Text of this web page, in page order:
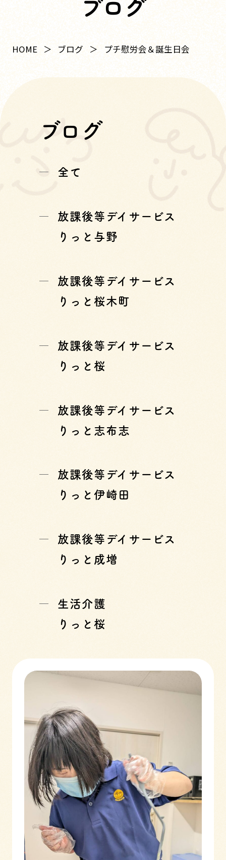
ブログ
HOME ブログ プチ慰労会＆誕生日会
ブログ
全て
放課後等デイサービス
りっと与野
放課後等デイサービス
りっと桜木町
放課後等デイサービス
りっと桜
放課後等デイサービス
りっと志布志
放課後等デイサービス
りっと伊崎田
放課後等デイサービス
りっと成増
生活介護
りっと桜